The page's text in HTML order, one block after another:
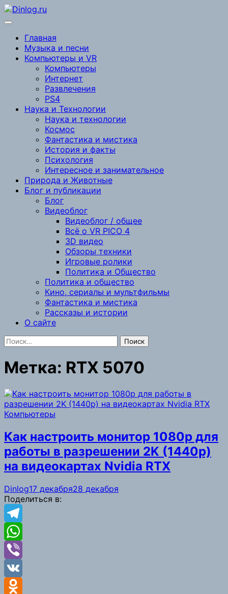
Перейти
к
Главная
Музыка и песни
Компьютеры и VR
Компьютеры
Интернет
Развлечения
PS4
Наука и Технологии
Наука и технологии
Космос
Фантастика и мистика
История и факты
Психология
Интересное и занимательное
Природа и Животные
Блог и публикации
Блог
Видеоблог
Видеоблог / общее
Всё о VR PICO 4
3D видео
Обзоры техники
Игровые ролики
Политика и Общество
Политика и общество
Кино, сериалы и мультфильмы
Фантастика и мистика
Рассказы и истории
О сайте
Найти:
Метка: RTX 5070
Компьютеры
Как настроить монитор 1080p для
работы в разрешении 2K (1440p)
на видеокартах Nvidia RTX
Dinlog17 декабря28 декабря
Поделиться в:
Telegram
WhatsApp
Viber
VK